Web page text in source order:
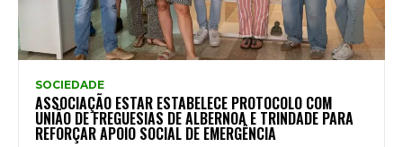
SOCIEDADE
ASSOCIAÇÃO ESTAR ESTABELECE PROTOCOLO COM
UNIÃO DE FREGUESIAS DE ALBERNOA E TRINDADE PARA
REFORÇAR APOIO SOCIAL DE EMERGÊNCIA